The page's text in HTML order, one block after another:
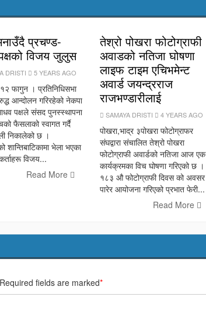
प्रचण्ड-
विजय जुलुस
DRISTI 5 YEARS AGO
फागुन । प्रतिनिधिसभा
आन्दोलन गरिरहेको नेकपा
पक्षले संसद पुनस्स्थापना
फैसलाको स्वागत गर्दै
निकालेको छ ।
शान्तिबाटिकामा भेला भएका
विजय...
Read More
तेश्रो पोखरा फोटोग्राफी
अवाडको नतिजा घोषणा
लाइफ टाइम एचिभमेन्ट
अवार्ड जयन्द्रराज
राजभण्डारीलाई
SAMAYA DRISTI 4 YEARS AGO
पोखरा,भाद्र ३पोखरा फोटोग्राफर
संघद्वारा संचालित तेश्रो पोखरा
फोटोग्राफी अवार्डको नतिजा आज एक
कार्यक्रमका विच घोषणा गरिएको छ ।
१८३ औ फोटोग्राफी दिवस को अवसर
पारेर आयोजना गरिएको प्रभात फेरी...
Read More
fields are marked*